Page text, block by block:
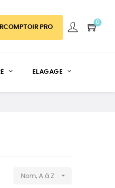
PRO
0
ELAGAGE
Nom, A à Z 